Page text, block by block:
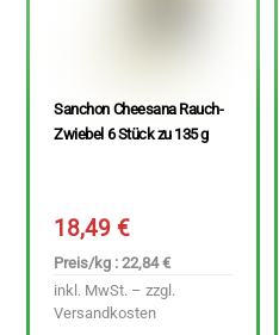
Sanchon Cheesana Rauch-
Zwiebel 6 Stück zu 135 g
18,49€
Preis/kg : 22,84 €
inkl. MwSt. – zzgl.
Versandkosten